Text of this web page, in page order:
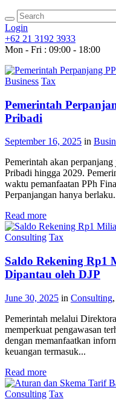
Login
+62 21 3192 3933
Mon - Fri : 09:00 - 18:00
Business Tax
Pemerintah
Pribadi
September 16, 2025 in
Pemerintah akan
Pribadi hingga 2029.
waktu pemanfaatan PPh
Perpanjangan hanya
Read more
Consulting Tax
Saldo Rekening
Dipantau oleh DJP
June 30, 2025 in Consulting,
Pemerintah melalui
memperkuat pengawasan
dengan memanfaatkan
keuangan termasuk...
Read more
Consulting Tax